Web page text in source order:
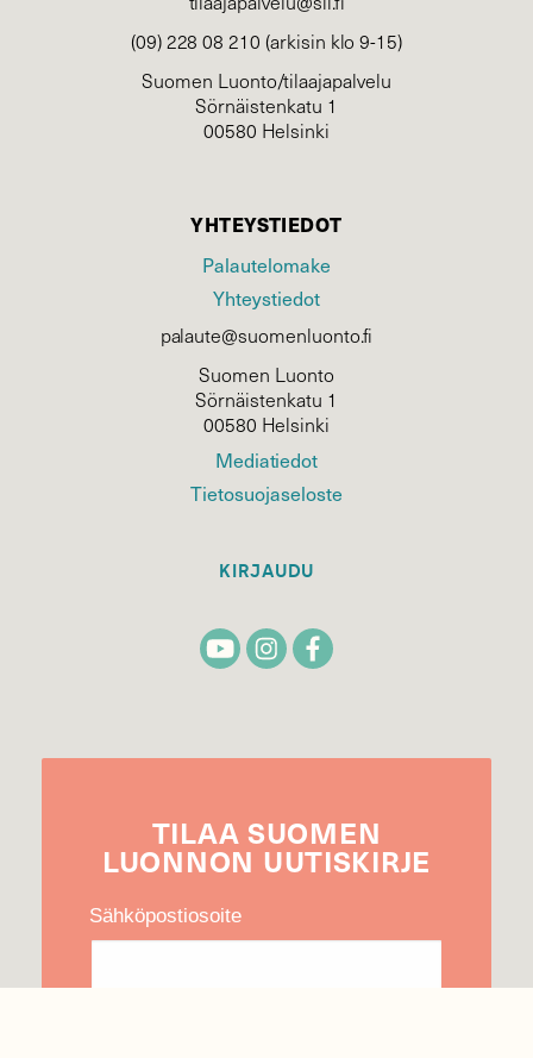
(09) 228 08 210 (arkisin klo 9-15)
Suomen Luonto/tilaajapalvelu
Sörnäistenkatu 1
00580 Helsinki
YHTEYSTIEDOT
Palautelomake
Yhteystiedot
palaute@suomenluonto.fi
Suomen Luonto
Sörnäistenkatu 1
00580 Helsinki
Mediatiedot
Tietosuojaseloste
KIRJAUDU
TILAA SUOMEN
LUONNON UUTIS­KIRJE
Sähköpostiosoite